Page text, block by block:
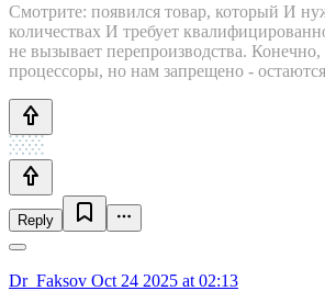
Смотрите: появился товар, который И
количествах И требует
не вызывает перепроизводства.
процессоры, но нам запрещено -
Reply
Dr_Faksov Oct 24 2025 at 02:13